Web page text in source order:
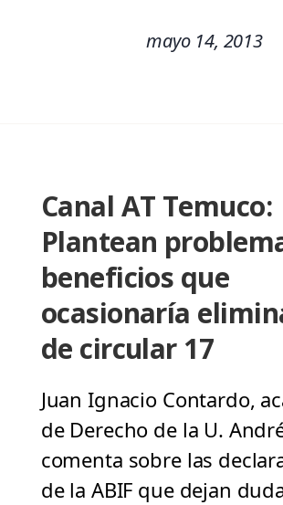
mayo 14, 2013
Canal AT Temuco:
Plantean
beneficios que
ocasionaría
de circular 17
Juan Ignacio Contardo,
de Derecho de la U.
comenta sobre las
de la ABIF que dejan